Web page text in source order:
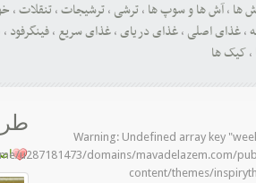
ها ,آش ها و سوپ ها ,ترشی ,ترشیجات,تنقلات,
,غذای اصلی ,غذای دریای,غذای سریع ,فینگرفود ,
,کیک ها
Warning: Undefined array key
u287181473/domains/mavadelazem.com/
content/themes/